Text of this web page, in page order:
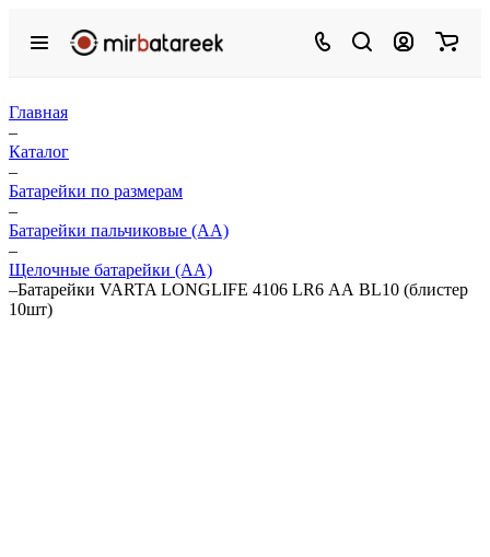
Главная
–
Каталог
–
Батарейки по размерам
–
Батарейки пальчиковые (АА)
–
Щелочные батарейки (АА)
–Батарейки VARTA LONGLIFE 4106 LR6 АА BL10 (блистер
10шт)